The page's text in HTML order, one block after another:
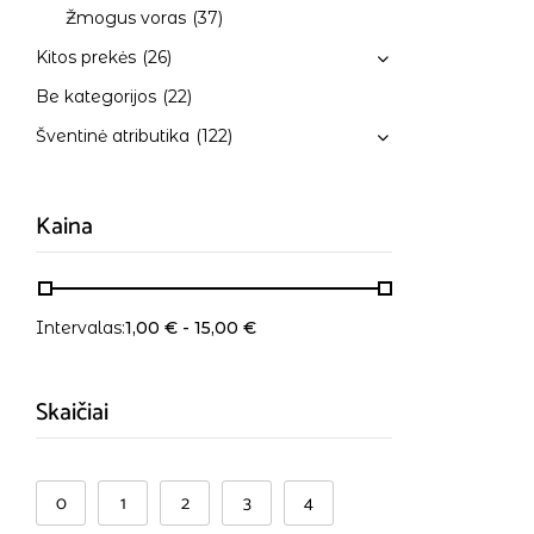
Žmogus voras (37)
Kitos prekės (26)
Be kategorijos (22)
Šventinė atributika (122)
Kaina
Intervalas:1,00 € - 15,00 €
Skaičiai
0 1 2 3 4